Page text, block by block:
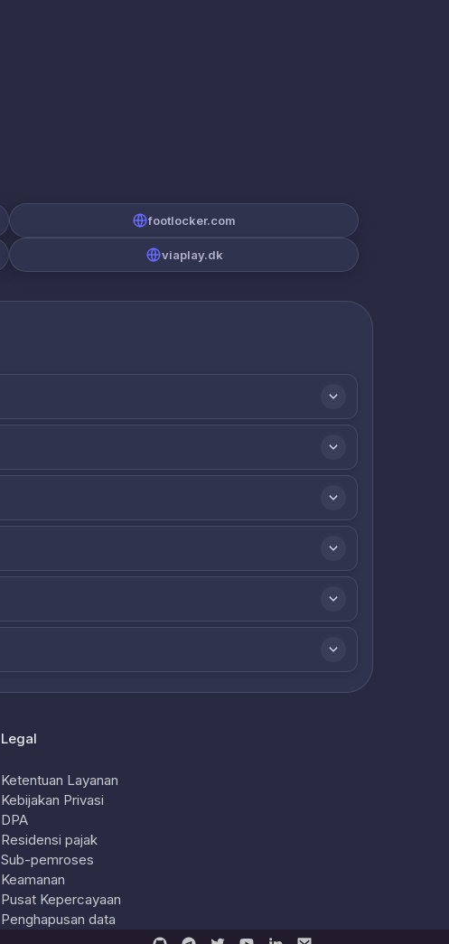
footlocker.com
viaplay.dk
Legal
Ketentuan Layanan
Kebijakan Privasi
DPA
Residensi pajak
Sub-pemroses
Keamanan
Pusat Kepercayaan
Penghapusan data